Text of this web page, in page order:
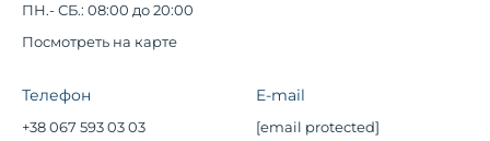
ПН.- СБ.: 08:00 до 20:00
Посмотреть на карте
Телефон
+38 067 593 03 03
E-mail
[email protected]